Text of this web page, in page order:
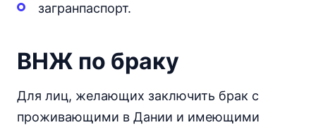
загранпаспорт.
ВНЖ по браку
Для лиц, желающих заключить брак с
проживающими в Дании и имеющими